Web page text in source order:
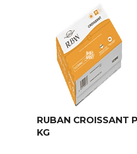
RUBAN CROISSANT
KG